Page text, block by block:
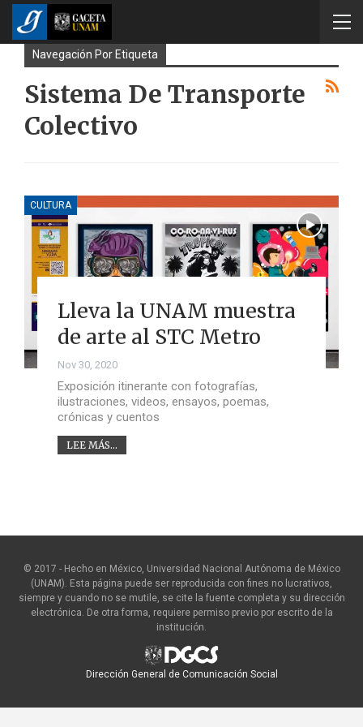
Navegación Por Etiqueta
Sistema De Transporte
Colectivo
CULTURA
Lleva la UNAM muestra
de arte al STC Metro
Nov 30, 2020
Exposición itinerante con fotografías,
ilustraciones, videos, ensayos, poemas,
crónicas y cuentos
LEE MÁS...
© 2017 - Hecho en México, Universidad Nacional Autónoma de México
(UNAM). Esta página puede ser reproducida con fines no lucrativos,
siempre y cuando no se mutile, se cite la fuente completa y su dirección
electrónica. De otra forma, requiere permiso previo por escrito de la
institución.
Dirección General de Comunicación Social